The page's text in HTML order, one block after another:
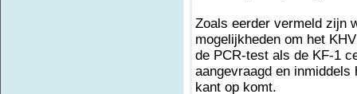
Zoals eerder vermeld zijn
mogelijkheden om het
de PCR-test als de KF-1
aangevraagd en inmiddels
kant op komt.